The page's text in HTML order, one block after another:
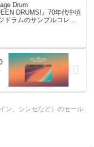
Drum
DRUMS!』70年代中頃
ドラムのサンプルコレク
ン、シンセなど）のセール